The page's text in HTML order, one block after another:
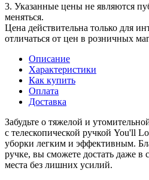
3. Указанные цены не являются
меняться.
Цена действительна только для
отличаться от цен в розничных
Описание
Характеристики
Как купить
Оплата
Доставка
Забудьте о тяжелой и
с телескопической ручкой You'll
уборки легким и эффективным.
ручке, вы сможете достать даже в
места без лишних усилий.